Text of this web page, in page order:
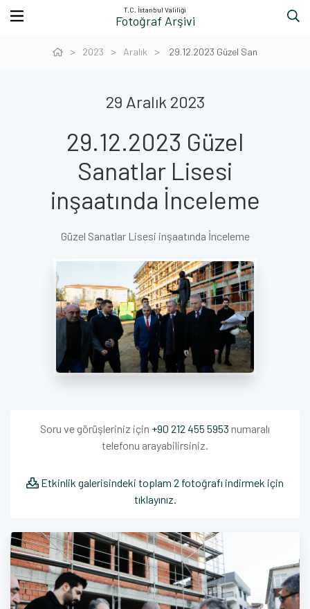
T.C. İstanbul Valiliği
Fotoğraf Arşivi
2023 Aralık 29.12.2023 Güzel San
29 Aralık 2023
29.12.2023 Güzel
Sanatlar Lisesi
inşaatında İnceleme
Güzel Sanatlar Lisesi inşaatında İnceleme
Soru ve görüşleriniz için +90 212 455 5953 numaralı
telefonu arayabilirsiniz.
Etkinlik galerisindeki toplam 2 fotoğrafı indirmek için
tıklayınız.